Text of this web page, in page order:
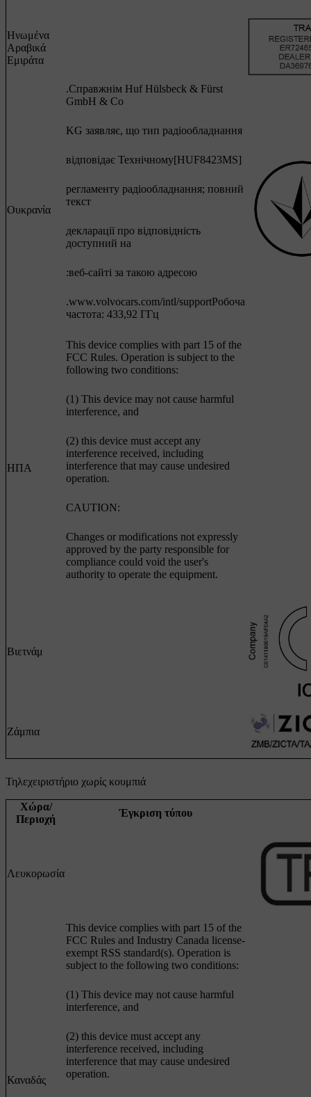
Ηνωμένα
Αραβικά
Εμιράτα
Ουκρανία
.Cправжнім Huf Hülsbeck & Fürst
GmbH & Co
KG заявляє, що тип радіообладнання
відповідає Технічному[HUF8423MS]
регламенту радіообладнання; повний
текст
декларації про відповідність
доступний на
:веб-сайті за такою адресою
.www.volvocars.com/intl/supportРобоча
частота: 433,92 ГГц
ΗΠΑ
This device complies with part 15 of the
FCC Rules. Operation is subject to the
following two conditions:
(1) This device may not cause harmful
interference, and
(2) this device must accept any
interference received, including
interference that may cause undesired
operation.
CAUTION:
Changes or modifications not expressly
approved by the party responsible for
compliance could void the user's
authority to operate the equipment.
Βιετνάμ
Ζάμπια
Τηλεχειριστήριο χωρίς κουμπιά
Χώρα/
Περιοχή
Έγκριση τύπου
Λευκορωσία
Καναδάς
This device complies with part 15 of the
FCC Rules and Industry Canada license-
exempt RSS standard(s). Operation is
subject to the following two conditions:
(1) This device may not cause harmful
interference, and
(2) this device must accept any
interference received, including
interference that may cause undesired
operation.